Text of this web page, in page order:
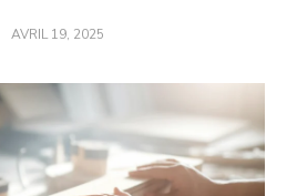
AVRIL 19, 2025